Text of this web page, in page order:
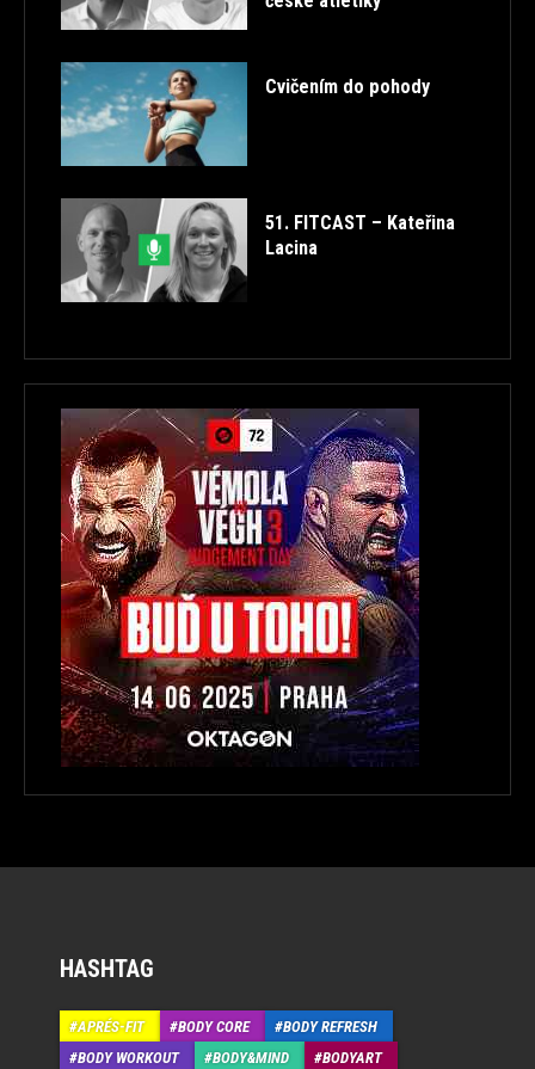
Cvičením do pohody
51. FITCAST – Kateřina
Lacina
HASHTAG
APRÉS-FIT BODY CORE
BODY REFRESH
BODY WORKOUT
BODY&MIND
BODYART